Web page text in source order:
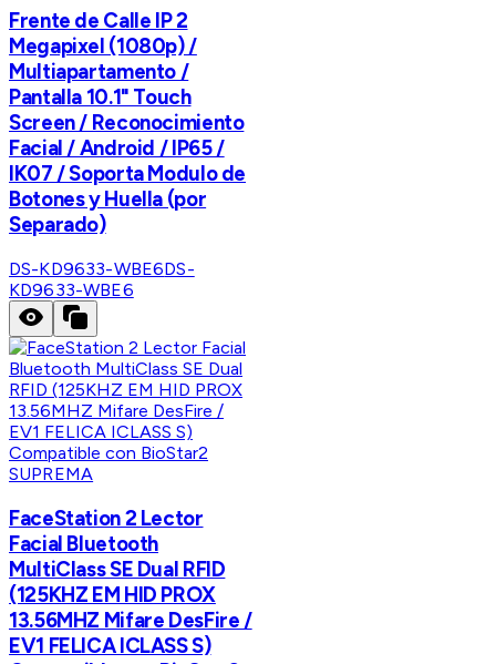
Frente de Calle IP 2
Megapixel (1080p) /
Multiapartamento /
Pantalla 10.1" Touch
Screen / Reconocimiento
Facial / Android / IP65 /
IK07 / Soporta Modulo de
Botones y Huella (por
Separado)
DS-KD9633-WBE6DS-
KD9633-WBE6
SUPREMA
FaceStation 2 Lector
Facial Bluetooth
MultiClass SE Dual RFID
(125KHZ EM HID PROX
13.56MHZ Mifare DesFire /
EV1 FELICA ICLASS S)